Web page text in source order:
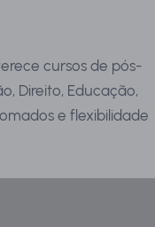
cursos de pós-
Direito, Educação,
e flexibilidade